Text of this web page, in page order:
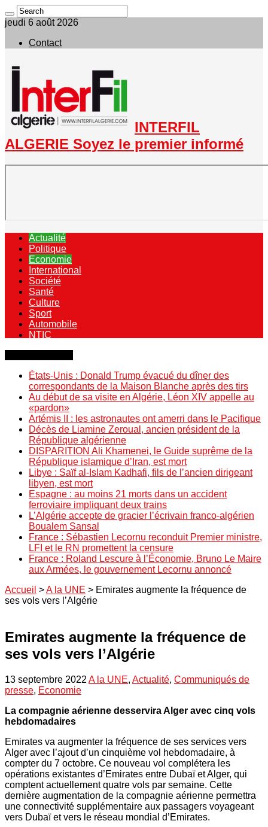
jeudi 6 août 2026
Contact
INTERFIL
ALGERIE Soyez le premier informé
Actualité
Politique
Economie
International
Société
Santé
Culture
Sport
Automobile
NTIC
États-Unis : Donald Trump évacué du dîner des
correspondants de la Maison Blanche après des tirs
Au début de sa visite en Algérie, Léon XIV appelle au
«pardon»
Artémis II : les astronautes ont amerri dans le Pacifique
Décès de Liamine Zeroual, ancien président de la
République algérienne
DISPARITION Ali Khamenei, le Guide suprême de la
République islamique d’Iran, est mort
Libye : Saïf al-Islam Kadhafi, fils de l’ancien dirigeant
libyen, est mort
Espagne : au moins 21 morts dans un accident
ferroviaire impliquant deux trains
L’Algérie accepte de gracier l’écrivain franco-algérien
Boualem Sansal
France : Sébastien Lecornu reconduit Premier ministre,
LFI et le RN promettent la censure
France : Roland Lescure à l’Économie, Bruno Le Maire
aux Armées, le gouvernement Lecornu annoncé
Accueil >A la UNE > Emirates augmente la fréquence de
ses vols vers l’Algérie
Emirates augmente la fréquence de
ses vols vers l’Algérie
13 septembre 2022 A la UNE, Actualité, Communiqués de
presse, Economie
La compagnie aérienne desservira Alger avec cinq vols
hebdomadaires
Emirates va augmenter la fréquence de ses services vers
Alger avec l’ajout d’un cinquième vol hebdomadaire, à
compter du 7 octobre. Ce nouveau vol complétera les
opérations existantes d’Emirates entre Dubaï et Alger, qui
comptent actuellement quatre vols par semaine. Cette
dernière augmentation de la compagnie aérienne permettra
une connectivité supplémentaire aux passagers voyageant
vers Dubaï et vers le réseau mondial d’Emirates.